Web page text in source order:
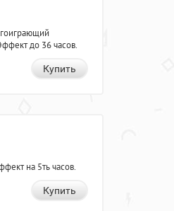
до 36 часов.
Купить
на 5ть часов.
Купить